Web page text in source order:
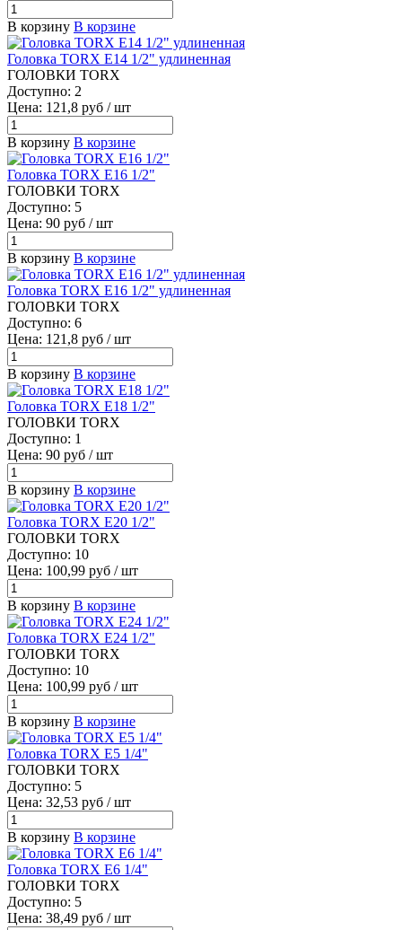
В корзину В корзине
Головка TORX E14 1/2" удлиненная
ГОЛОВКИ TORX
Доступно: 2
Цена: 121,8 руб / шт
В корзину В корзине
Головка TORX E16 1/2"
ГОЛОВКИ TORX
Доступно: 5
Цена: 90 руб / шт
В корзину В корзине
Головка TORX E16 1/2" удлиненная
ГОЛОВКИ TORX
Доступно: 6
Цена: 121,8 руб / шт
В корзину В корзине
Головка TORX E18 1/2"
ГОЛОВКИ TORX
Доступно: 1
Цена: 90 руб / шт
В корзину В корзине
Головка TORX E20 1/2"
ГОЛОВКИ TORX
Доступно: 10
Цена: 100,99 руб / шт
В корзину В корзине
Головка TORX E24 1/2"
ГОЛОВКИ TORX
Доступно: 10
Цена: 100,99 руб / шт
В корзину В корзине
Головка TORX E5 1/4"
ГОЛОВКИ TORX
Доступно: 5
Цена: 32,53 руб / шт
В корзину В корзине
Головка TORX E6 1/4"
ГОЛОВКИ TORX
Доступно: 5
Цена: 38,49 руб / шт